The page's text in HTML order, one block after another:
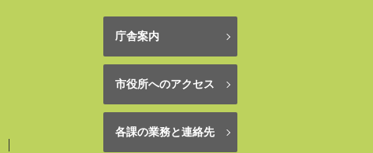
庁舎案内
市役所へのアクセス
各課の業務と連絡先